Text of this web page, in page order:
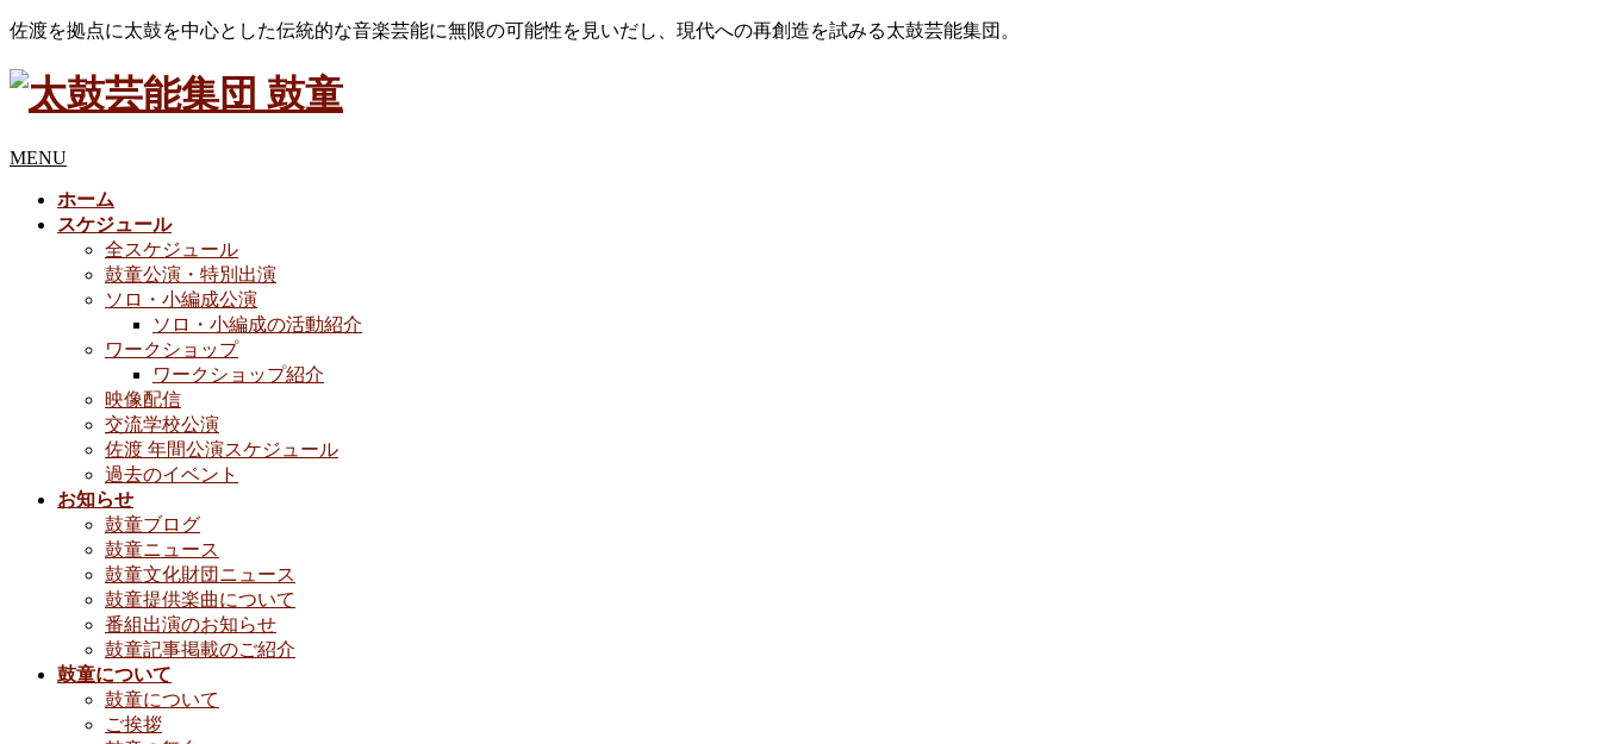
佐渡を拠点に太鼓を中心とした伝統的な音楽芸能に無限の可能性を見いだし、現代への再創造を試みる太鼓芸能集団。
MENU
ホーム
スケジュール
全スケジュール
鼓童公演・特別出演
ソロ・小編成公演
ソロ・小編成の活動紹介
ワークショップ
ワークショップ紹介
映像配信
交流学校公演
佐渡 年間公演スケジュール
過去のイベント
お知らせ
鼓童ブログ
鼓童ニュース
鼓童文化財団ニュース
鼓童提供楽曲について
番組出演のお知らせ
鼓童記事掲載のご紹介
鼓童について
鼓童について
ご挨拶